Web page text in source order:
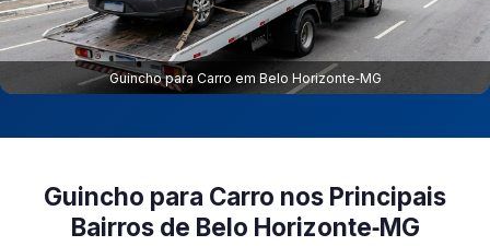
Guincho para Carro em Belo Horizonte‑MG
Guincho para Carro nos Principais
Bairros de Belo Horizonte‑MG